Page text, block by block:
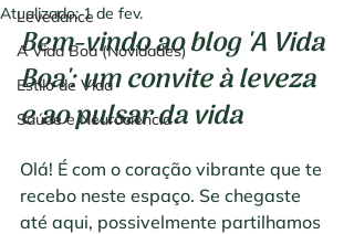
Levedance
A Vida Boa (Novidades)
Estilo de Vida
Saúde e Neurociência
Atualizado:1 de fev.
Bem-vindo ao blog 'A Vida
Boa': um convite à leveza
e ao pulsar da vida
Olá! É com o coração vibrante que te
recebo neste espaço. Se chegaste
até aqui, possivelmente partilhamos